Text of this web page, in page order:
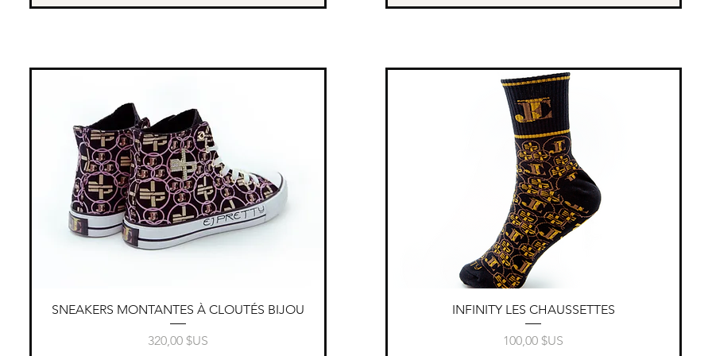
Aperçu rapide
SNEAKERS MONTANTES À CLOUTÉS BIJOU
Prix
320,00 $US
Aperçu rapide
INFINITY LES CHAUSSETTES
Prix
100,00 $US